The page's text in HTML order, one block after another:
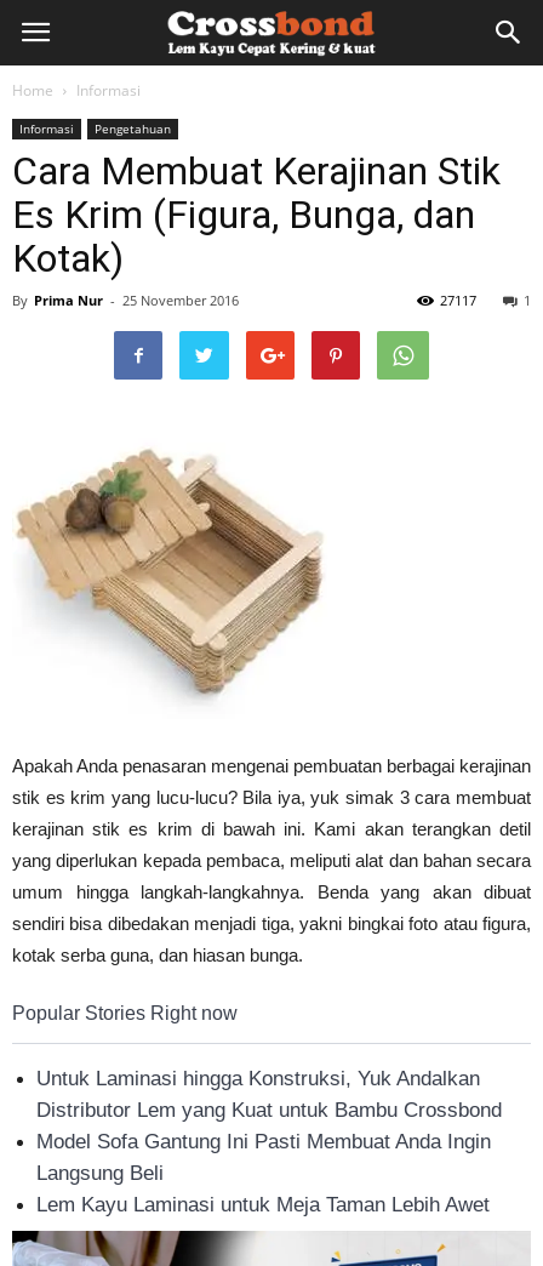
lemkayu.net
Lem
Kertas,
Kering,
Kuat
Tahan
Lama
Home Informasi
Informasi Pengetahuan
Cara Membuat Kerajinan Stik
Es Krim (Figura, Bunga, dan
Kotak)
By Prima Nur - 25 November 2016 1
27117
Apakah Anda penasaran mengenai pembuatan berbagai kerajinan
stik es krim yang lucu-lucu? Bila iya, yuk simak 3 cara membuat
kerajinan stik es krim di bawah ini. Kami akan terangkan detil
yang diperlukan kepada pembaca, meliputi alat dan bahan secara
umum hingga langkah-langkahnya. Benda yang akan dibuat
sendiri bisa dibedakan menjadi tiga, yakni bingkai foto atau figura,
kotak serba guna, dan hiasan bunga.
Popular Stories Right now
Untuk Laminasi hingga Konstruksi, Yuk Andalkan
Distributor Lem yang Kuat untuk Bambu Crossbond
Model Sofa Gantung Ini Pasti Membuat Anda Ingin
Langsung Beli
Lem Kayu Laminasi untuk Meja Taman Lebih Awet